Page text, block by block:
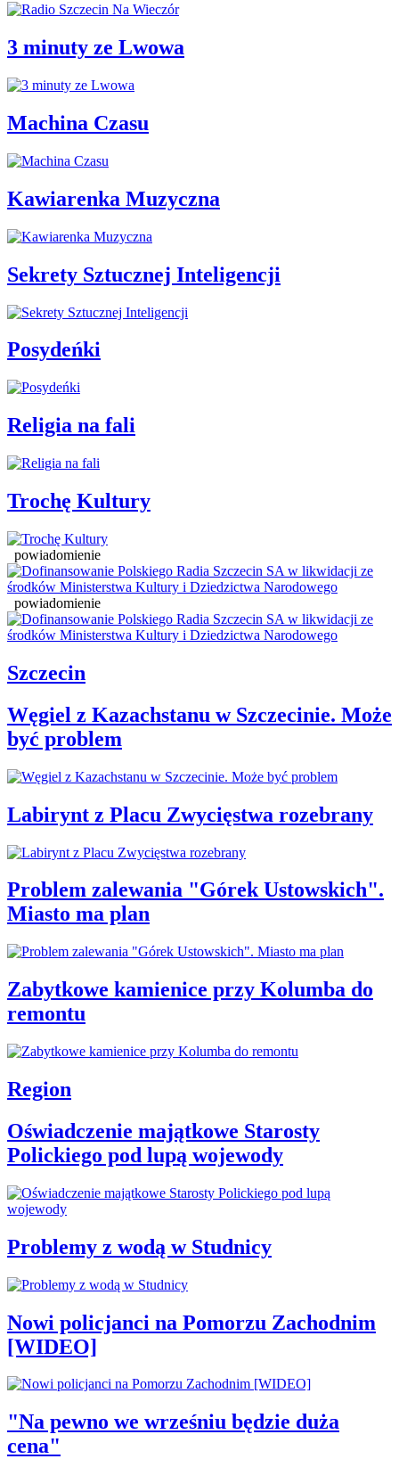
3 minuty ze Lwowa
Machina Czasu
Kawiarenka Muzyczna
Sekrety Sztucznej Inteligencji
Posydeńki
Religia na fali
Trochę Kultury
powiadomienie
powiadomienie
Szczecin
Węgiel z Kazachstanu w Szczecinie. Może
być problem
Labirynt z Placu Zwycięstwa rozebrany
Problem zalewania "Górek Ustowskich".
Miasto ma plan
Zabytkowe kamienice przy Kolumba do
remontu
Region
Oświadczenie majątkowe Starosty
Polickiego pod lupą wojewody
Problemy z wodą w Studnicy
Nowi policjanci na Pomorzu Zachodnim
[WIDEO]
"Na pewno we wrześniu będzie duża
cena"